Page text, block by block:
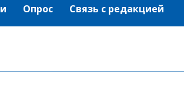
Опрос Связь с редакцией